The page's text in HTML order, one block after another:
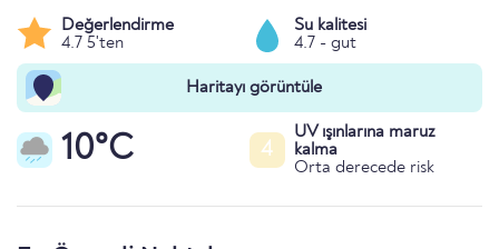
Değerlendirme
4.7 5'ten
Su kalitesi
4.7 - gut
Haritayı görüntüle
10°C 4
UV ışınlarına maruz
kalma
Orta derecede risk